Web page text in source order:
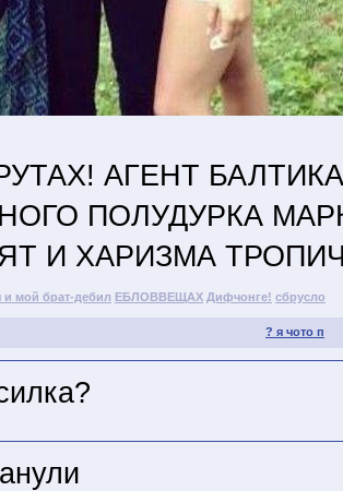
АГЕНТ
ПОЛУДУРКА
И ХАРИЗМА
и мой брат-дебил ЕБЛОВВЕЩАХ Дифчонге! сбрусло
? я чото п